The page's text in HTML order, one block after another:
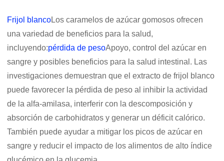
Frijol blancoLos caramelos de azúcar gomosos ofrecen
una variedad de beneficios para la salud,
incluyendo:pérdida de pesoApoyo, control del azúcar en
sangre y posibles beneficios para la salud intestinal. Las
investigaciones demuestran que el extracto de frijol blanco
puede favorecer la pérdida de peso al inhibir la actividad
de la alfa-amilasa, interferir con la descomposición y
absorción de carbohidratos y generar un déficit calórico.
También puede ayudar a mitigar los picos de azúcar en
sangre y reducir el impacto de los alimentos de alto índice